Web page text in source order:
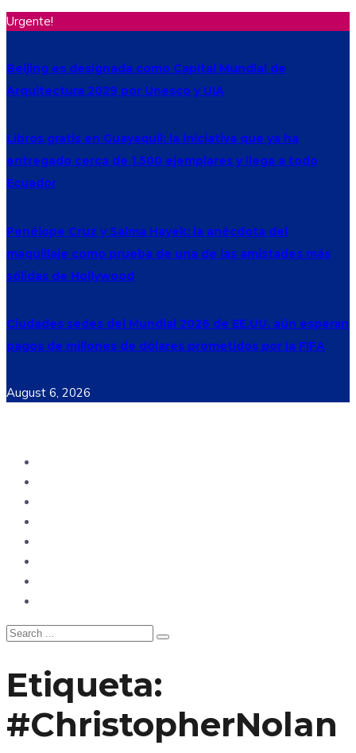
Urgente!
Beijing es designada como Capital Mundial de
Arquitectura 2029 por Unesco y UIA
Libros gratis en Guayaquil: la iniciativa que ya ha
entregado cerca de 1.500 ejemplares y llega a todo
Ecuador
Penélope Cruz y Salma Hayek: la anécdota del
maquillaje como prueba de una de las amistades más
sólidas de Hollywood
Ciudades sedes del Mundial 2026 de EE.UU. aún esperan
pagos de millones de dólares prometidos por la FIFA
August 6, 2026
Etiqueta:
#ChristopherNolan